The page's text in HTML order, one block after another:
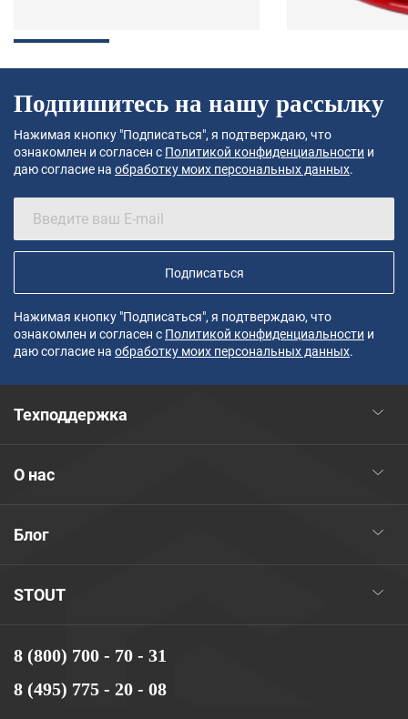
Подпишитесь на нашу рассылку
Нажимая кнопку "Подписаться", я подтверждаю, что
ознакомлен и согласен с Политикой конфиденциальности и
даю согласие на обработку моих персональных данных.
Подписаться
Нажимая кнопку "Подписаться", я подтверждаю, что
ознакомлен и согласен с Политикой конфиденциальности и
даю согласие на обработку моих персональных данных.
8 (800) 700 - 70 - 31
8 (495) 775 - 20 - 08
STOUT
Блог
О нас
Техподдержка